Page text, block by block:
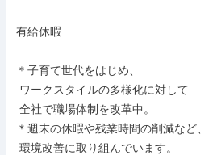
有給休暇
＊子育て世代をはじめ、
＊週末の休暇や残業時間の削減など、
環境改善に取り組んでいます。